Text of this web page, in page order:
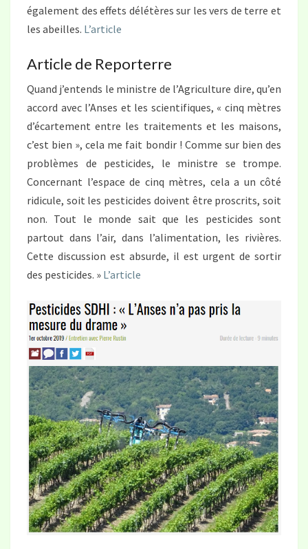
également des effets délétères sur les vers de terre et
les abeilles. L’article
Article de Reporterre
Quand j’entends le ministre de l’Agriculture dire, qu’en
accord avec l’Anses et les scientifiques, « cinq mètres
d’écartement entre les traitements et les maisons,
c’est bien », cela me fait bondir ! Comme sur bien des
problèmes de pesticides, le ministre se trompe.
Concernant l’espace de cinq mètres, cela a un côté
ridicule, soit les pesticides doivent être proscrits, soit
non. Tout le monde sait que les pesticides sont
partout dans l’air, dans l’alimentation, les rivières.
Cette discussion est absurde, il est urgent de sortir
des pesticides. » L’article